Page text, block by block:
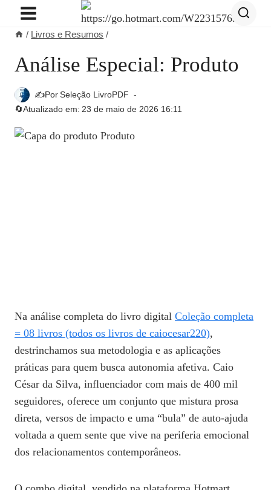
Pular
Conteúdo
/ Livros e Resumos /
Análise Especial: Produto
✍️PorSeleção LivroPDF
🔄Atualizado em: 23 de maio de 2026 16:11
Na análise completa do livro digital Coleção completa
= 08 livros (todos os livros de caiocesar220),
destrinchamos sua metodologia e as aplicações
práticas para quem busca autonomia afetiva. Caio
César da Silva, influenciador com mais de 400 mil
seguidores, oferece um conjunto que mistura prosa
direta, versos de impacto e uma “bula” de auto‑ajuda
voltada a quem sente que vive na periferia emocional
dos relacionamentos contemporâneos.